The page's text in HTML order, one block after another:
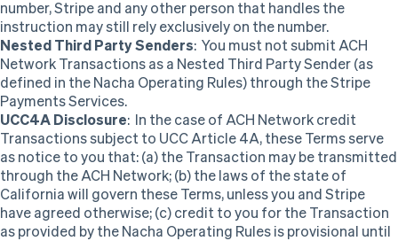
number, Stripe and any other person that handles the
instruction may still rely exclusively on the number.
Nested Third Party Senders: You must not submit ACH
Network Transactions as a Nested Third Party Sender (as
defined in the Nacha Operating Rules) through the Stripe
Payments Services.
UCC4A Disclosure: In the case of ACH Network credit
Transactions subject to UCC Article 4A, these Terms serve
as notice to you that: (a) the Transaction may be transmitted
through the ACH Network; (b) the laws of the state of
California will govern these Terms, unless you and Stripe
have agreed otherwise; (c) credit to you for the Transaction
as provided by the Nacha Operating Rules is provisional until